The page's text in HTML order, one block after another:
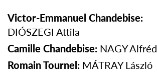
Victor-Emmanuel Chandebise:
DIÓSZEGI Attila
Camille Chandebise: NAGYAlfréd
Romain Tournel: MÁTRAYLászló